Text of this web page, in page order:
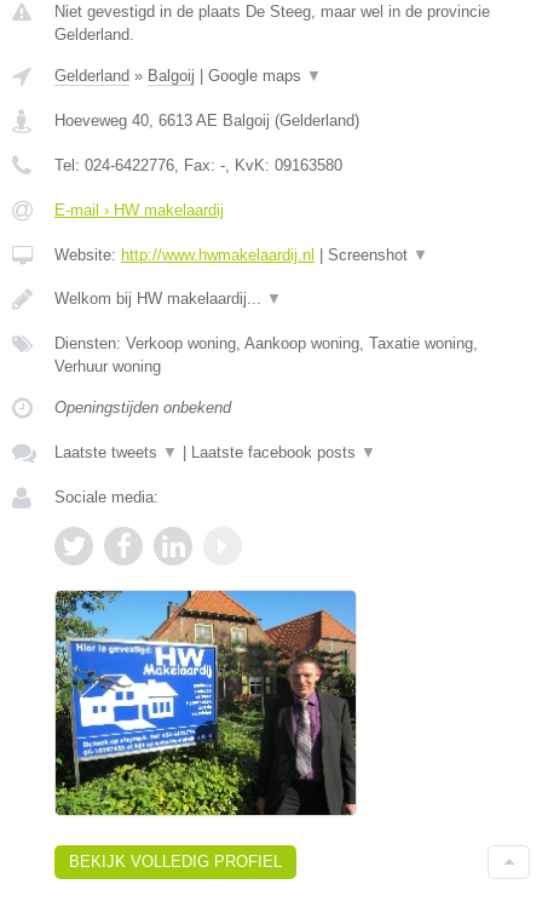
Niet gevestigd in de plaats De Steeg, maar wel in de provincie
Gelderland.
Gelderland » Balgoij | Google maps ▼
Hoeveweg 40 6613 AE Balgoij (Gelderland)
Tel: 024-6422776 , Fax: - , KvK: 09163580
E-mail › HW makelaardij
Website: http://www.hwmakelaardij.nl | Screenshot ▼
Welkom bij HW makelaardij... ▼
Diensten: Verkoop woning, Aankoop woning, Taxatie woning,
Verhuur woning
Openingstijden onbekend
Laatste tweets ▼ | Laatste facebook posts ▼
Sociale media:
BEKIJK VOLLEDIG PROFIEL